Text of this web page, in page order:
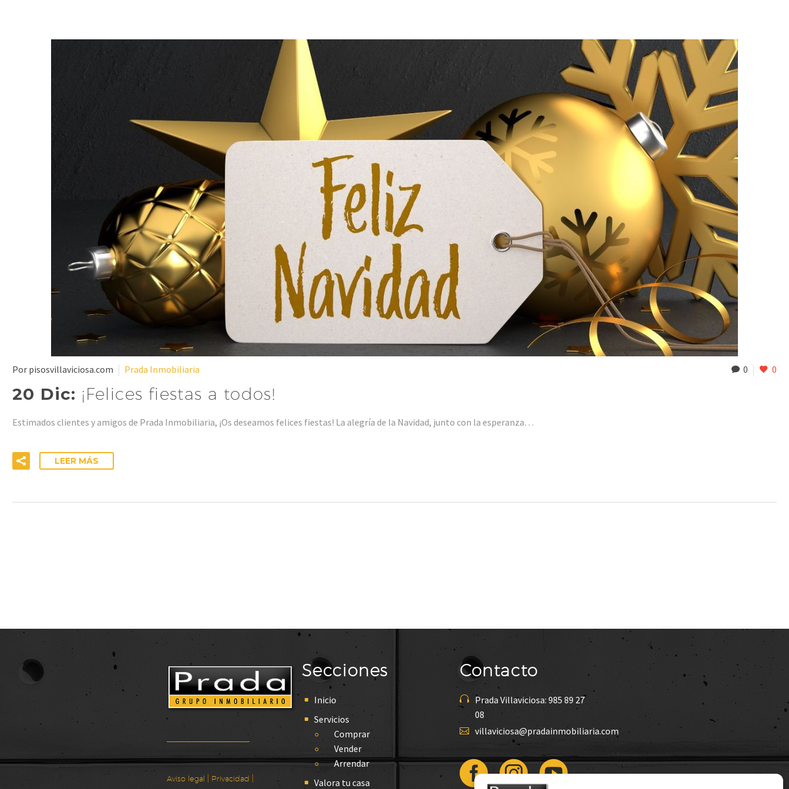
0 0
Por pisosvillaviciosa.com Prada Inmobiliaria
20 Dic: ¡Felices fiestas a todos!
Estimados clientes y amigos de Prada Inmobiliaria, ¡Os deseamos felices fiestas! La alegría de la Navidad, junto con la esperanza…
LEER MÁS
Aviso legal Privacidad
Secciones
Inicio
Servicios
Comprar
Vender
Arrendar
Valora tu casa
Contacto


Prada Villaviciosa: 985 89 27
08

 villaviciosa@pradainmobiliaria.com